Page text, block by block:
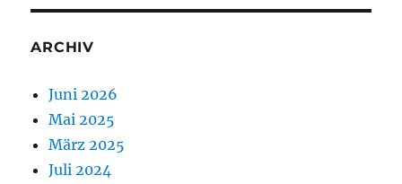
ARCHIV
Juni 2026
Mai 2025
März 2025
Juli 2024